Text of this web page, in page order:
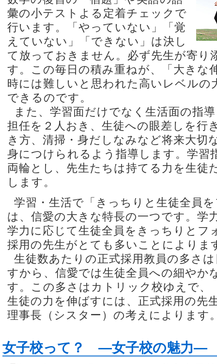
彙の小テストよる定着チェックで
行います。「やっていない」「覚
えていない」「できない」は決し
て放っておきません。必ず先生が寄り
す。この毎日の積み重ねが、「大きな
時には難しいと思われた高いレベルの
できるのです。
また、学習面だけでなく生活面の指
担任を２人おき、生徒への眼差しを行
き方、清掃・身だしなみなど将来大切
身につけられるよう指導します。学習
両輪とし、先生たちは持てる力を生徒
します。
学習・生活で「きっちりと生徒全員
は、信愛の大きな特長の一つです。学
学力に応じて生徒全員をきっちりとフ
採用の先生がとても多いことによりま
生徒数あたりの正式採用教員の多さ
すから、信愛では生徒全員への細やか
す。この多さはカトリック校ゆえで、
生徒の力を伸ばすには、正式採用の先
理事長（シスター）の考えによります
女子校って？ ―女子校の魅力―